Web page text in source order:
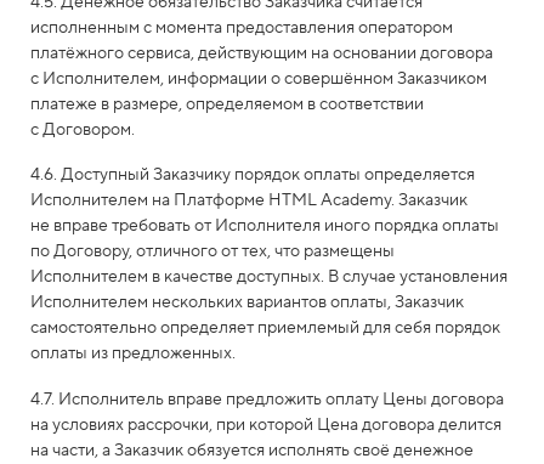
исполненным с момента предоставления оператором
платёжного сервиса, действующим на основании договора
с Исполнителем, информации о совершённом Заказчиком
платеже в размере, определяемом в соответствии
с Договором.
4.6. Доступный Заказчику порядок оплаты определяется
Исполнителем на Платформе HTML Academy. Заказчик
не вправе требовать от Исполнителя иного порядка оплаты
по Договору, отличного от тех, что размещены
Исполнителем в качестве доступных. В случае установления
Исполнителем нескольких вариантов оплаты, Заказчик
самостоятельно определяет приемлемый для себя порядок
оплаты из предложенных.
4.7. Исполнитель вправе предложить оплату Цены договора
на условиях рассрочки, при которой Цена договора делится
на части, а Заказчик обязуется исполнять своё денежное